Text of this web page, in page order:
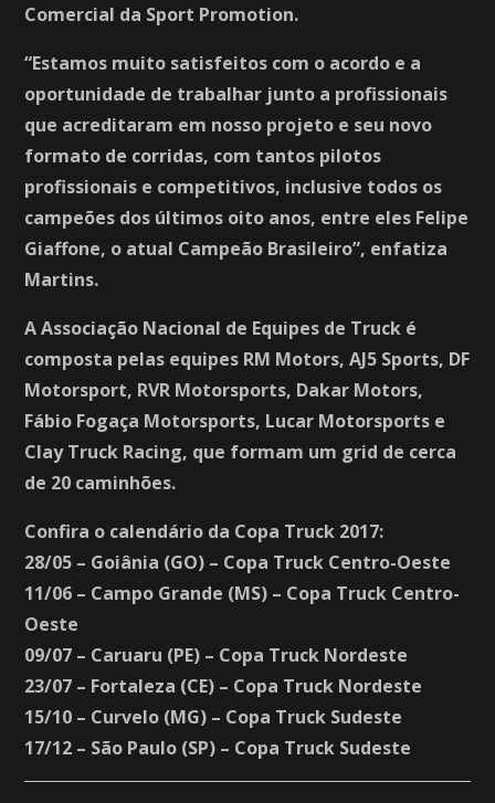
Comercial da Sport Promotion.
“Estamos muito satisfeitos com o acordo e a
oportunidade de trabalhar junto a profissionais
que acreditaram em nosso projeto e seu novo
formato de corridas, com tantos pilotos
profissionais e competitivos, inclusive todos os
campeões dos últimos oito anos, entre eles Felipe
Giaffone, o atual Campeão Brasileiro”, enfatiza
Martins.
A Associação Nacional de Equipes de Truck é
composta pelas equipes RM Motors, AJ5 Sports, DF
Motorsport, RVR Motorsports, Dakar Motors,
Fábio Fogaça Motorsports, Lucar Motorsports e
Clay Truck Racing, que formam um grid de cerca
de 20 caminhões.
Confira o calendário da Copa Truck 2017:
28/05 – Goiânia (GO) – Copa Truck Centro-Oeste
11/06 – Campo Grande (MS) – Copa Truck Centro-
Oeste
09/07 – Caruaru (PE) – Copa Truck Nordeste
23/07 – Fortaleza (CE) – Copa Truck Nordeste
15/10 – Curvelo (MG) – Copa Truck Sudeste
17/12 – São Paulo (SP) – Copa Truck Sudeste